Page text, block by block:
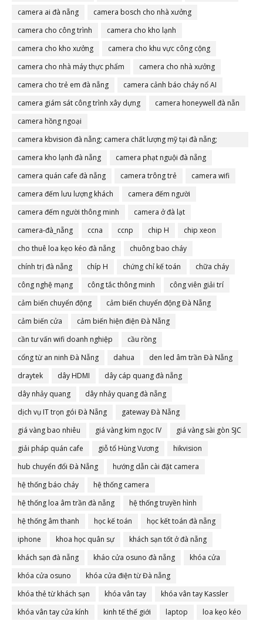
camera ai đà nẵng
camera bosch cho nhà xưởng
camera cho công trình
camera cho kho lạnh
camera cho kho xưởng
camera cho khu vực công cộng
camera cho nhà máy thực phẩm
camera cho nhà xưởng
camera cho trẻ em đà nẵng
camera cảnh báo cháy nổ AI
camera giám sát công trình xây dựng
camera honeywell đà nẵn
camera hồng ngoại
camera kbvision đà nẵng; camera chất lượng mỹ tại đà nẵng;
camera đà nẵng
camera kho lạnh đà nẵng
camera phạt nguội đà nẵng
camera quán cafe đà nẵng
camera trông trẻ
camera wifi
camera đếm lưu lượng khách
camera đếm người
camera đếm người thông minh
camera ở đà lạt
camera-đà_nẵng
ccna ccnp chip H
chip xeon
cho thuê loa kẹo kéo đà nẵng
chuông bao cháy
chính trị đà nẵng
chíp H chứng chỉ kế toán
chữa cháy
công nghệ mạng
công tắc thông minh
công viên giải trí
cảm biến chuyển động
cảm biến chuyển động Đà Nẵng
cảm biến cửa
cảm biến hiện điện Đà Nẵng
cần tư vấn wifi doanh nghiệp
cầu rồng
cổng từ an ninh Đà Nẵng
dahua
den led âm trần Đà Nẵng
draytek
dây HDMI
dây cáp quang đà nẵng
dây nhảy quang
dây nhảy quang đà nẵng
dịch vụ IT trọn gói Đà Nẵng
gateway Đà Nẵng
giá vàng bao nhiêu
giá vàng kim ngọc IV
giá vàng sài gòn SJC
giải pháp quán cafe
giỗ tổ Hùng Vương
hikvision
hub chuyển đổi Đà Nẵng
hướng dẫn cài đặt camera
hệ thống báo cháy
hệ thống camera
hệ thống loa âm trần đà nẵng
hệ thống truyền hình
hệ thống âm thanh
học kế toán
học kết toán đà nẵng
iphone
khoa học quân sự
khách sạn tốt ở đà nẵng
khách sạn đà nẵng
kháo cửa osuno đà nẵng
khóa cửa
khóa cửa osuno
khóa cửa điện từ Đà nẵng
khóa thẻ từ khách sạn
khóa vân tay
khóa vân tay Kassler
khóa vân tay cửa kính
kinh tế thế giới laptop loa kẹo kéo